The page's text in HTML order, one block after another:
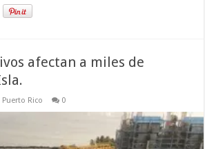
afectan a miles de
Puerto Rico 0